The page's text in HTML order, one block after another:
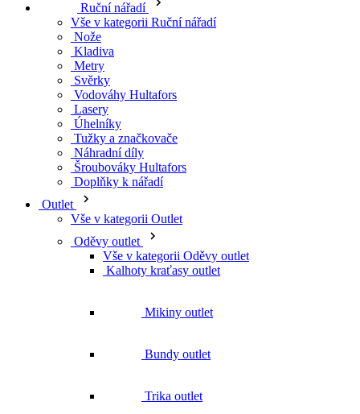
Ruční nářadí
Vše v kategorii Ruční nářadí
Nože
Kladiva
Metry
Svěrky
Vodováhy Hultafors
Lasery
Úhelníky
Tužky a značkovače
Náhradní díly
Šroubováky Hultafors
Doplňky k nářadí
Outlet
Vše v kategorii Outlet
Oděvy outlet
Vše v kategorii Oděvy outlet
Kalhoty kraťasy outlet